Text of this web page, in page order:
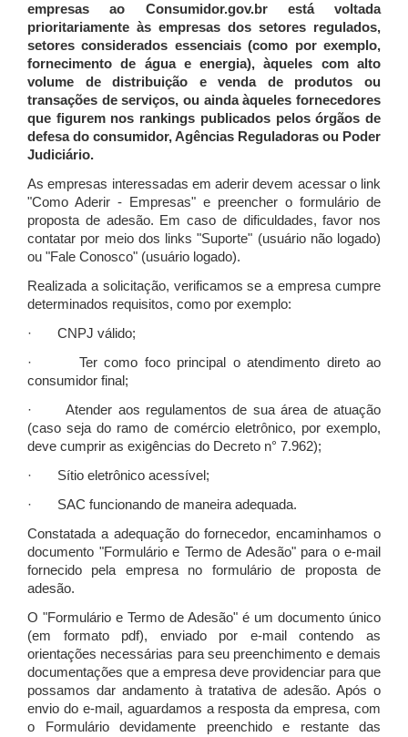
empresas ao Consumidor.gov.br está voltada
prioritariamente às empresas dos setores regulados,
setores considerados essenciais (como por exemplo,
fornecimento de água e energia), àqueles com alto
volume de distribuição e venda de produtos ou
transações de serviços, ou ainda àqueles fornecedores
que figurem nos rankings publicados pelos órgãos de
defesa do consumidor, Agências Reguladoras ou Poder
Judiciário.
As empresas interessadas em aderir devem acessar o link
"Como Aderir - Empresas" e preencher o formulário de
proposta de adesão. Em caso de dificuldades, favor nos
contatar por meio dos links "Suporte" (usuário não logado)
ou "Fale Conosco" (usuário logado).
Realizada a solicitação, verificamos se a empresa cumpre
determinados requisitos, como por exemplo:
· CNPJ válido;
· Ter como foco principal o atendimento direto ao
consumidor final;
· Atender aos regulamentos de sua área de atuação
(caso seja do ramo de comércio eletrônico, por exemplo,
deve cumprir as exigências do Decreto n° 7.962);
· Sítio eletrônico acessível;
· SAC funcionando de maneira adequada.
Constatada a adequação do fornecedor, encaminhamos o
documento "Formulário e Termo de Adesão" para o e-mail
fornecido pela empresa no formulário de proposta de
adesão.
O "Formulário e Termo de Adesão" é um documento único
(em formato pdf), enviado por e-mail contendo as
orientações necessárias para seu preenchimento e demais
documentações que a empresa deve providenciar para que
possamos dar andamento à tratativa de adesão. Após o
envio do e-mail, aguardamos a resposta da empresa, com
o Formulário devidamente preenchido e restante das